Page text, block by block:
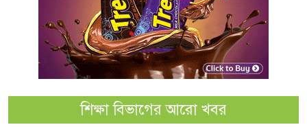
শিক্ষা বিভাগের আরো খবর